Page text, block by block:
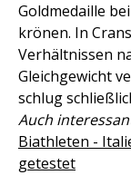
Goldmedaille
krönen. In
Verhältnissen
Gleichgewicht
schlug
Auch
Biathleten -
getestet